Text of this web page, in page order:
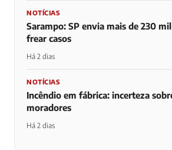
NOTÍCIAS
Sarampo: SP envia mais de 230
frear casos
Há 2 dias
NOTÍCIAS
Incêndio em fábrica: incerteza
moradores
Há 2 dias